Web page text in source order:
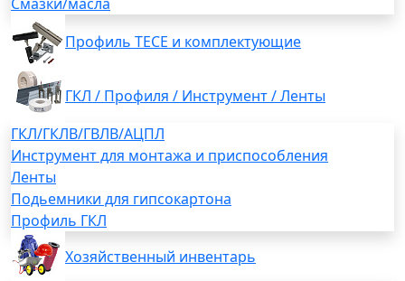
Смазки/масла
Профиль TECE и комплектующие
ГКЛ / Профиля / Инструмент / Ленты
ГКЛ/ГКЛВ/ГВЛВ/АЦПЛ
Инструмент для монтажа и приспособления
Ленты
Подьемники для гипсокартона
Профиль ГКЛ
Хозяйственный инвентарь